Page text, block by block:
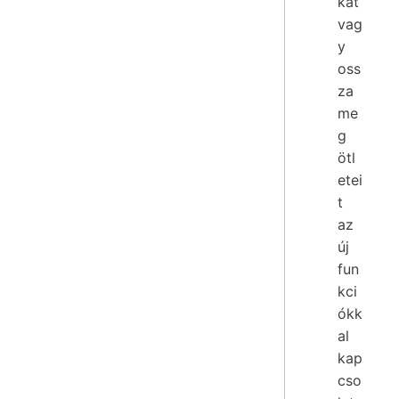
vag
y
oss
za
me
g
ötl
etei
t
az
új
fun
kci
ókk
al
kap
cso